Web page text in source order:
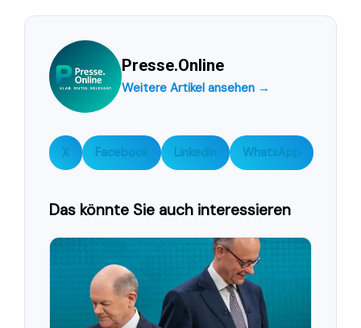
Presse.Online
Weitere Artikel ansehen →
X Facebook LinkedIn WhatsApp
Das könnte Sie auch interessieren